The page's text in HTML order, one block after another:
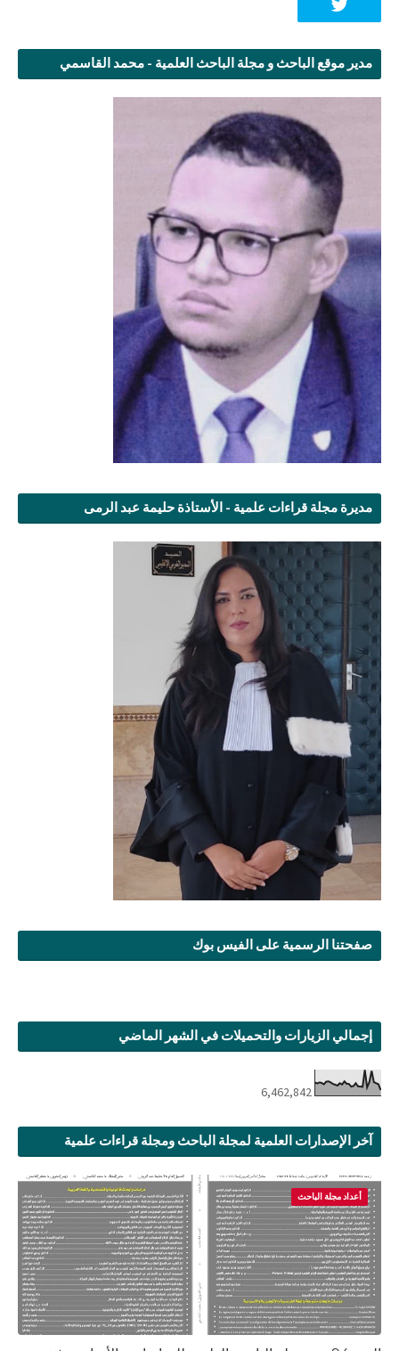
مدير موقع الباحث و مجلة الباحث العلمية - محمد القاسمي
مديرة مجلة قراءات علمية - الأستاذة حليمة عبد الرمى
صفحتنا الرسمية على الفيس بوك
إجمالي الزيارات والتحميلات في الشهر الماضي
6,462,842
آخر الإصدارات العلمية لمجلة الباحث ومجلة قراءات علمية
أعداد مجلة الباحث